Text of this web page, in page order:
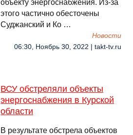
объекту энергоснабжения. Из-за
этого частично обесточены
Суджанский и Ко …
Новости
06:30, Ноябрь 30, 2022 | takt-tv.ru
ВСУ обстреляли объекты
энергоснабжения в Курской
области
В результате обстрела объектов